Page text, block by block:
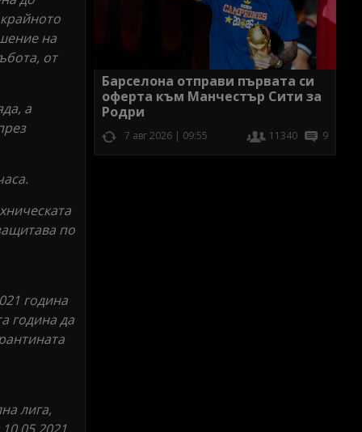
на
от
а
по
година
година да
лига,
Барселона отправи първата си
оферта към Манчестър Сити за
Родри
7 авг 2026 | 09:55 11340 9